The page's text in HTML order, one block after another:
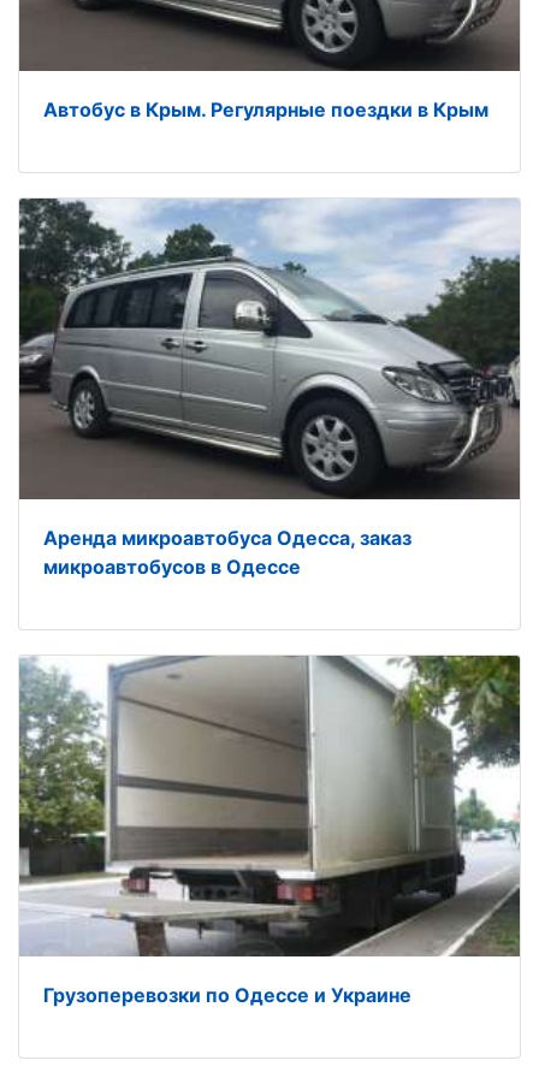
Автобус в Крым. Регулярные поездки в Крым
Аренда микроавтобуса Одесса, заказ
микроавтобусов в Одессе
Грузоперевозки по Одессе и Украине